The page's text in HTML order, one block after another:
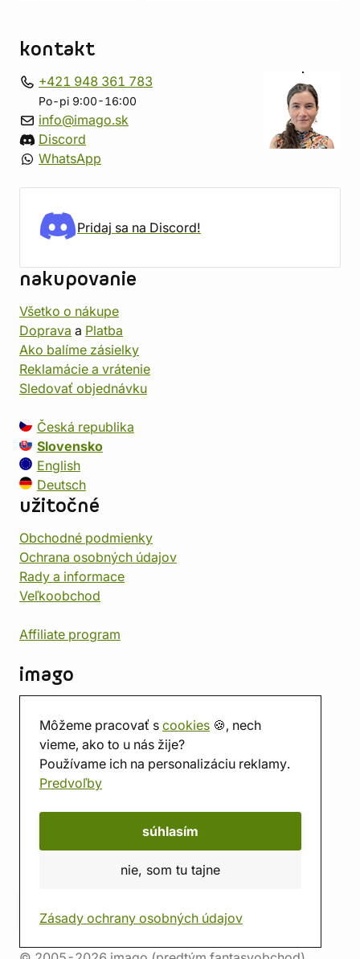
Môžeme pracovať s cookies 🍪, nech
vieme, ako to u nás žije?
Používame ich na personalizáciu reklamy.
Predvoľby
súhlasím
nie, som tu tajne
Zásady ochrany osobných údajov
kontakt
+421 948 361 783
Po-pi 9:00-16:00
info@imago.sk
Discord
WhatsApp
Pridaj sa na Discord!
nakupovanie
Všetko o nákupe
Doprava a Platba
Ako balíme zásielky
Reklamácie a vrátenie
Sledovať objednávku
Česká republika
Slovensko
English
Deutsch
užitočné
Obchodné podmienky
Ochrana osobných údajov
Rady a informace
Veľkoobchod
Affiliate program
imago
Predajňa
Herňa
O nás
Hodnotenie obchodu